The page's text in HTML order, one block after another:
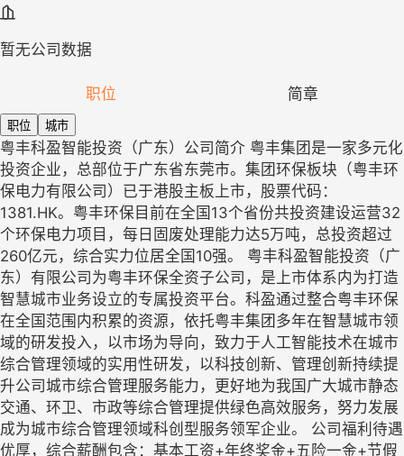
暂无公司数据
职位 简章
职位 城市
粤丰科盈智能投资（广东）公司简介 粤丰集团是一家多元化
投资企业，总部位于广东省东莞市。集团环保板块（粤丰环
保电力有限公司）已于港股主板上市，股票代码：
1381.HK。粤丰环保目前在全国13个省份共投资建设运营32
个环保电力项目，每日固废处理能力达5万吨，总投资超过
260亿元，综合实力位居全国10强。 粤丰科盈智能投资（广
东）有限公司为粤丰环保全资子公司，是上市体系内为打造
智慧城市业务设立的专属投资平台。科盈通过整合粤丰环保
在全国范围内积累的资源，依托粤丰集团多年在智慧城市领
域的研发投入，以市场为导向，致力于人工智能技术在城市
综合管理领域的实用性研发，以科技创新、管理创新持续提
升公司城市综合管理服务能力，更好地为我国广大城市静态
交通、环卫、市政等综合管理提供绿色高效服务，努力发展
成为城市综合管理领域科创型服务领军企业。 公司福利待遇
优厚，综合薪酬包含：基本工资+年终奖金+五险一金+节假